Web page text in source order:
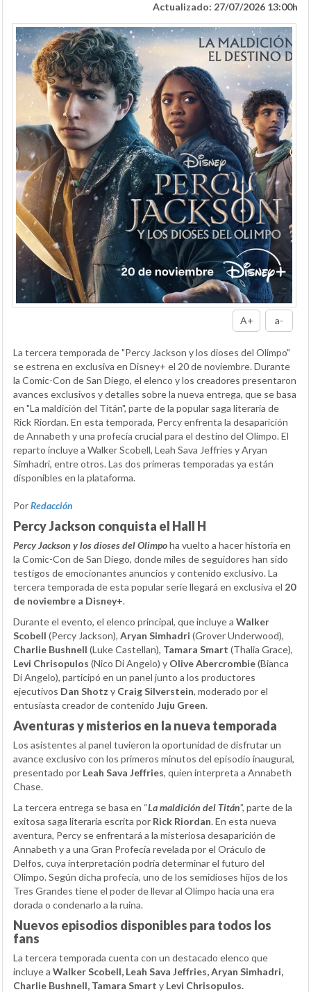
Actualizado: 27/07/2026 13:00h
A+ a-
La tercera temporada de "Percy Jackson y los dioses del Olimpo"
se estrena en exclusiva en Disney+ el 20 de noviembre. Durante
la Comic-Con de San Diego, el elenco y los creadores presentaron
avances exclusivos y detalles sobre la nueva entrega, que se basa
en "La maldición del Titán", parte de la popular saga literaria de
Rick Riordan. En esta temporada, Percy enfrenta la desaparición
de Annabeth y una profecía crucial para el destino del Olimpo. El
reparto incluye a Walker Scobell, Leah Sava Jeffries y Aryan
Simhadri, entre otros. Las dos primeras temporadas ya están
disponibles en la plataforma.
PorRedacción
Percy Jackson conquista el Hall H
Percy Jackson y los dioses del Olimpoha vuelto a hacer historia en
la Comic-Con de San Diego, donde miles de seguidores han sido
testigos de emocionantes anuncios y contenido exclusivo. La
tercera temporada de esta popular serie llegará en exclusiva el 20
de noviembre a Disney+.
Durante el evento, el elenco principal, que incluye a Walker
Scobell (Percy Jackson), Aryan Simhadri (Grover Underwood),
Charlie Bushnell (Luke Castellan), Tamara Smart (Thalia Grace),
Levi Chrisopulos (Nico Di Angelo) y Olive Abercrombie(Bianca
Di Angelo), participó en un panel junto a los productores
ejecutivos Dan Shotz y Craig Silverstein, moderado por el
entusiasta creador de contenido Juju Green.
Aventuras y misterios en la nueva temporada
Los asistentes al panel tuvieron la oportunidad de disfrutar un
avance exclusivo con los primeros minutos del episodio inaugural,
presentado por Leah Sava Jeffries, quien interpreta a Annabeth
Chase.
La tercera entrega se basa en “La maldición del Titán”, parte de la
exitosa saga literaria escrita por Rick Riordan. En esta nueva
aventura, Percy se enfrentará a la misteriosa desaparición de
Annabeth y a una Gran Profecía revelada por el Oráculo de
Delfos, cuya interpretación podría determinar el futuro del
Olimpo. Según dicha profecía, uno de los semidioses hijos de los
Tres Grandes tiene el poder de llevar al Olimpo hacia una era
dorada o condenarlo a la ruina.
Nuevos episodios disponibles para todos los
fans
La tercera temporada cuenta con un destacado elenco que
incluye a Walker Scobell, Leah Sava Jeffries, Aryan Simhadri,
Charlie Bushnell, Tamara Smart y Levi Chrisopulos.